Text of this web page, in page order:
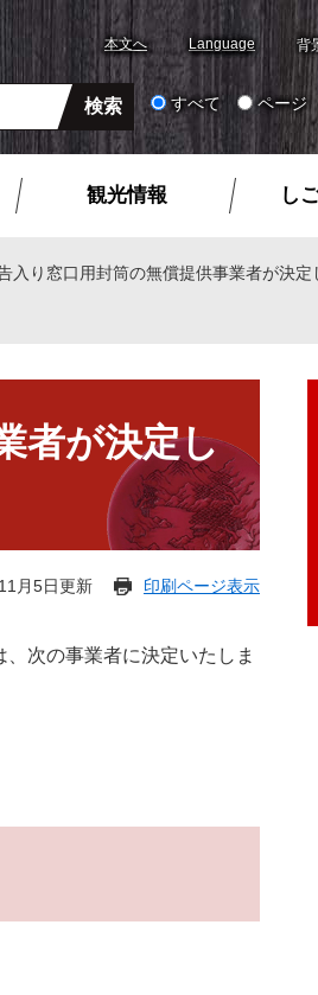
本文へ Language 背
すべて ページ
観光情報 し
入り窓口用封筒の無償提供事業者が決定
者が決定し
月5日更新 印刷ページ表示
次の事業者に決定いたしま